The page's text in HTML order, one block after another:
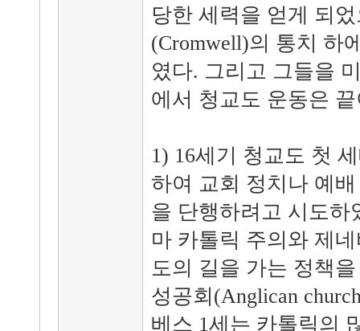
당한 세력을 얻게 되
(Cromwell)의 통치 하
였다. 그리고 그들을
에서 청교도 운동은
1) 16세기 청교도 첫
하여 교회 정치나 예
을 단행하려고 시도하
마 카톨릭 주의와 제
도의 길을 가는 정책
성공회(Anglican
베스 1세는 카톨릭의